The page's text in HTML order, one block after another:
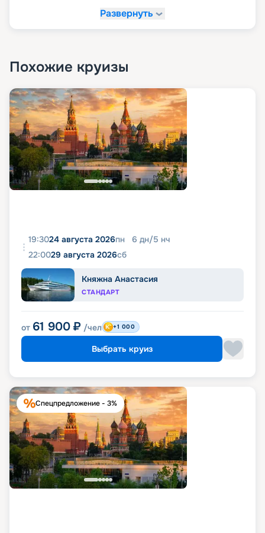
Развернуть
Похожие круизы
19:3024 августа 2026пн 6 дн/5 нч
22:0029 августа 2026сб
Княжна Анастасия
СТАНДАРТ
от 61 900 ₽ /чел +1 000
Выбрать круиз
Спецпредложение - 3%